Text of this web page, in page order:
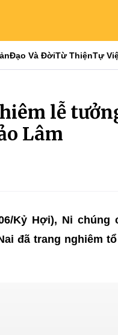
Đạo Và ĐờiTừ ThiệnTự
lễ
Lâm
Kỷ Hợi), Ni
đã trang nghiêm